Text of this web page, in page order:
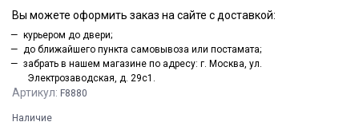
Артикул: F8880
Наличие
Вы можете оформить заказ на сайте с доставкой:
курьером до двери;
до ближайшего пункта самовывоза или постамата;
забрать в нашем магазине по адресу: г. Москва, ул.
Электрозаводская, д. 29с1.